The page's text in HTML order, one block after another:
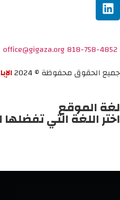
818-758-4852
office@gigaza.org
جميع الحقوق محفوظة © 2024
لغة الموقع
اختر اللغة التي